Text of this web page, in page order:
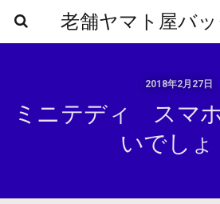
老舗ヤマト屋バ
2018年2月27日
ミニテディ スマ
いでしょ